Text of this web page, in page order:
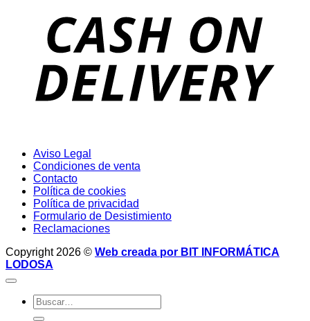
Aviso Legal
Condiciones de venta
Contacto
Política de cookies
Política de privacidad
Formulario de Desistimiento
Reclamaciones
Copyright 2026 © Web creada por BIT INFORMÁTICA
LODOSA
Buscar
por: